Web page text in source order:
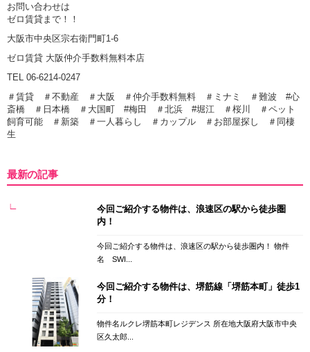
お問い合わせは
ゼロ賃貸まで！！
大阪市中央区宗右衛門町1-6
ゼロ賃貸 大阪仲介手数料無料本店
TEL 06-6214-0247
＃賃貸 ＃不動産 ＃大阪 ＃仲介手数料無料 ＃ミナミ ＃難波 #心
斎橋 ＃日本橋 ＃大国町 #梅田 ＃北浜 #堀江 ＃桜川 ＃ペット
飼育可能 ＃新築 ＃一人暮らし ＃カップル ＃お部屋探し ＃同棲
生
最新の記事
今回ご紹介する物件は、浪速区の駅から徒歩圏
内！
今回ご紹介する物件は、浪速区の駅から徒歩圏内！ 物件
名 SWI...
今回ご紹介する物件は、堺筋線「堺筋本町」徒歩1
分！
物件名ルクレ堺筋本町レジデンス 所在地大阪府大阪市中央
区久太郎...